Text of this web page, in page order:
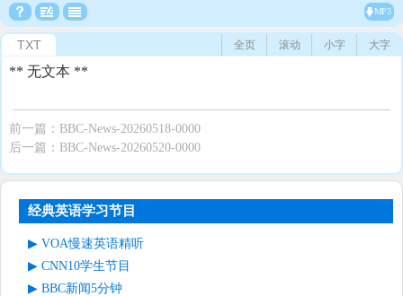
MP3
TXT 大字
小字
滚动
全页
** 无文本 **
前一篇： BBC-News-20260518-0000
后一篇： BBC-News-20260520-0000
经典英语学习节目
VOA慢速英语精听
CNN10学生节目
BBC新闻5分钟